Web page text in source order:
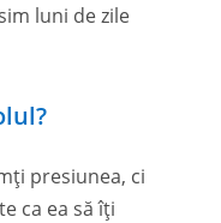
luni de zile
presiunea, ci
ca ea să îți